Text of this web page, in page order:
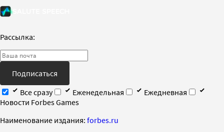
Рассылка:
Подписаться
Все сразу
Еженедельная
Ежедневная
Новости Forbes Games
Наименование издания: forbes.ru